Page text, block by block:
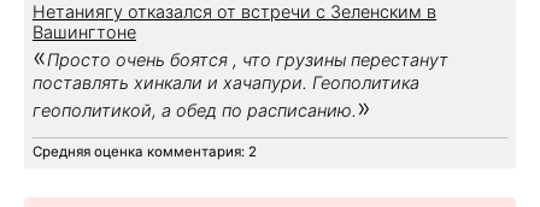
Нетаниягу отказался от встречи с Зеленским в
Вашингтоне
«Просто очень боятся , что грузины перестанут
поставлять хинкали и хачапури. Геополитика
геополитикой, а обед по расписанию. »
Средняя оценка комментария: 2